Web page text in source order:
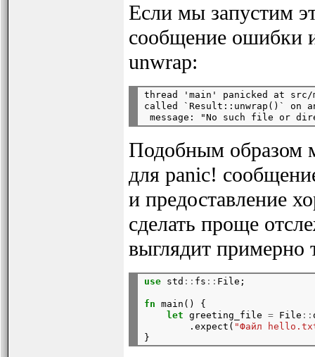
Если мы запустим
сообщение ошибки
unwrap:
thread 'main' panicked at src/
called `Result::unwrap()` on
Подобным образом
для panic!
и предоставление
сделать проще
выглядит примерно
use std :: fs :: File;
fn main() {
let greeting_file = File ::
        .expect(
"Файл hello.txt